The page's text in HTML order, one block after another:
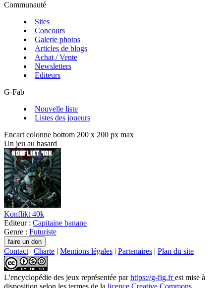
Communauté
Sites
Concours
Galerie photos
Articles de blogs
Achat / Vente
Newsletters
Editeurs
G-Fab
Nouvelle liste
Listes des joueurs
Encart colonne bottom 200 x 200 px max
Un jeu au hasard
Konflikt 40k
Editeur : Capitaine banane
Genre : Futuriste
Contact | Charte | Mentions légales | Partenaires | Plan du site
L'encyclopédie des jeux représentée parhttps://g-fig.frest mise à